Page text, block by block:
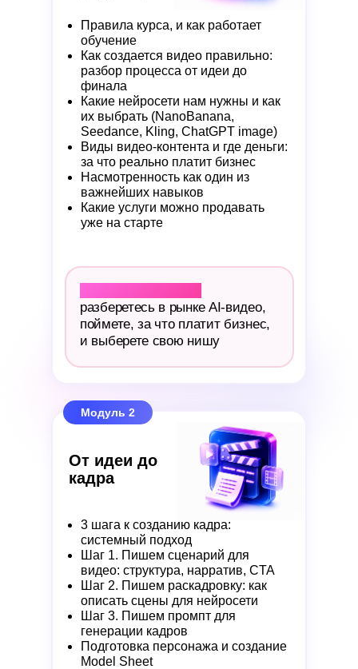
Правила курса, и как работает
обучение
Как создается видео правильно:
разбор процесса от идеи до
финала
Какие нейросети нам нужны и как
их выбрать (NanoBanana,
Seedance, Kling, ChatGPT image)
Виды видео-контента и где деньги:
за что реально платит бизнес
Насмотренность как один из
важнейших навыков
Какие услуги можно продавать
уже на старте
разберетесь в рынке AI-видео,
поймете, за что платит бизнес,
и выберете свою нишу
Модуль 2
От идеи до
кадра
3 шага к созданию кадра:
системный подход
Шаг 1. Пишем сценарий для
видео: структура, нарратив, CTA
Шаг 2. Пишем раскадровку: как
описать сцены для нейросети
Шаг 3. Пишем промпт для
генерации кадров
Подготовка персонажа и создание
Model Sheet